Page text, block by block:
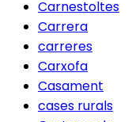
Carnestoltes
Carrera
carreres
Carxofa
Casament
cases rurals